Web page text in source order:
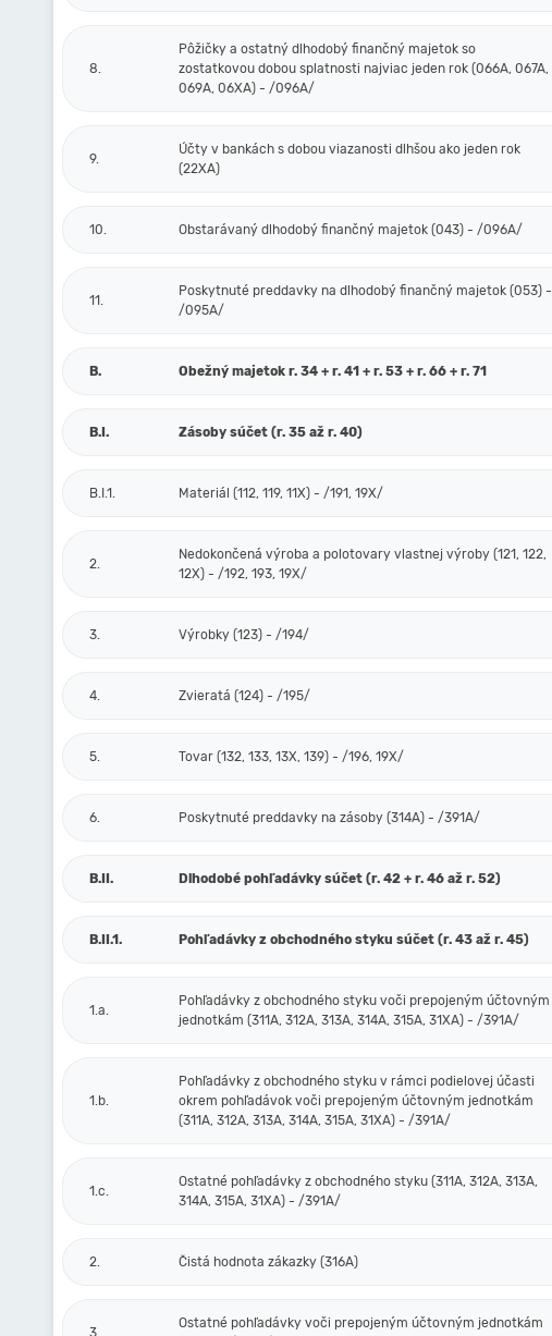
8.
Pôžičky a ostatný dlhodobý finančný majetok so
zostatkovou dobou splatnosti najviac jeden rok (066A, 067A,
069A, 06XA) - /096A/
9.
Účty v bankách s dobou viazanosti dlhšou ako jeden rok
(22XA)
10. Obstarávaný dlhodobý finančný majetok (043) - /096A/
11.
Poskytnuté preddavky na dlhodobý finančný majetok (053) -
/095A/
B. Obežný majetok r. 34 + r. 41 + r. 53 + r. 66 + r. 71
B.I. Zásoby súčet (r. 35 až r. 40)
B.I.1. Materiál (112, 119, 11X) - /191, 19X/
2.
Nedokončená výroba a polotovary vlastnej výroby (121, 122,
12X) - /192, 193, 19X/
3. Výrobky (123) - /194/
4. Zvieratá (124) - /195/
5. Tovar (132, 133, 13X, 139) - /196, 19X/
6. Poskytnuté preddavky na zásoby (314A) - /391A/
B.II. Dlhodobé pohľadávky súčet (r. 42 + r. 46 až r. 52)
B.II.1. Pohľadávky z obchodného styku súčet (r. 43 až r. 45)
1.a.
Pohľadávky z obchodného styku voči prepojeným účtovným
jednotkám (311A, 312A, 313A, 314A, 315A, 31XA) - /391A/
1.b.
Pohľadávky z obchodného styku v rámci podielovej účasti
okrem pohľadávok voči prepojeným účtovným jednotkám
(311A, 312A, 313A, 314A, 315A, 31XA) - /391A/
1.c.
Ostatné pohľadávky z obchodného styku (311A, 312A, 313A,
314A, 315A, 31XA) - /391A/
2. Čistá hodnota zákazky (316A)
3.
Ostatné pohľadávky voči prepojeným účtovným jednotkám